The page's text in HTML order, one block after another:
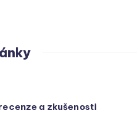
a zkušenosti